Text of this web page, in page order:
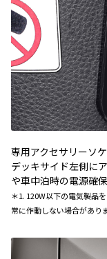
専用アクセサリーソ
デッキサイド左側に
や車中泊時の電源確
＊1. 120W以下の電気製品
常に作動しない場合がありま